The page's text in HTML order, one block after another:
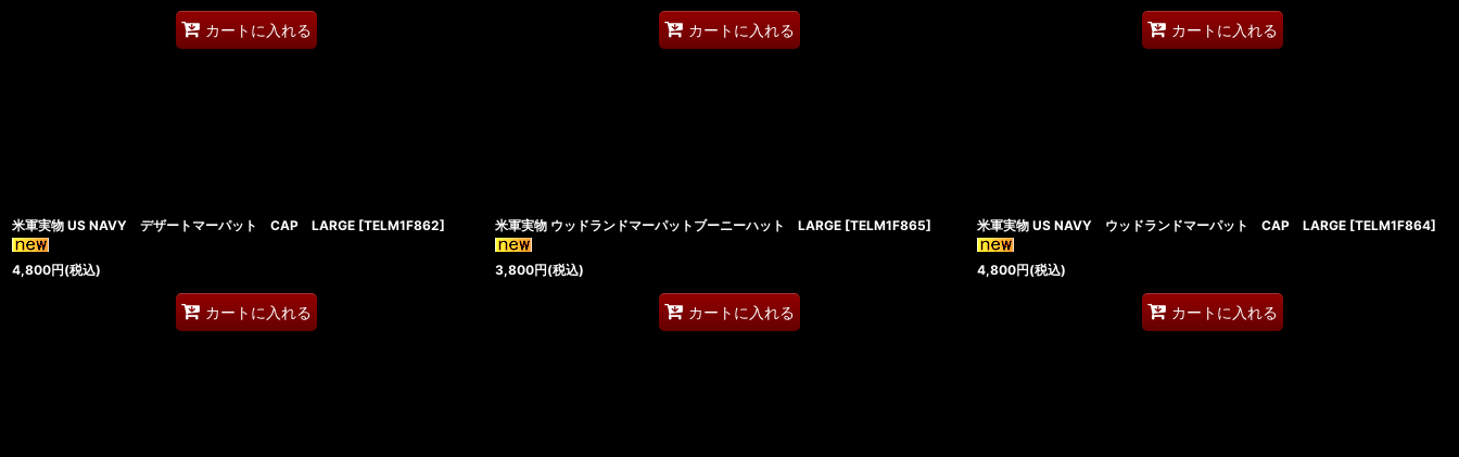
カートに入れる カートに入れる カートに入れる
米軍実物 US NAVY デザートマーパット CAP LARGE [TELM1F862]
4,800円(税込)
カートに入れる
米軍実物 ウッドランドマーパットブーニーハット LARGE [TELM1F865]
3,800円(税込)
カートに入れる
米軍実物 US NAVY ウッドランドマーパット CAP LARGE [TELM1F864]
4,800円(税込)
カートに入れる